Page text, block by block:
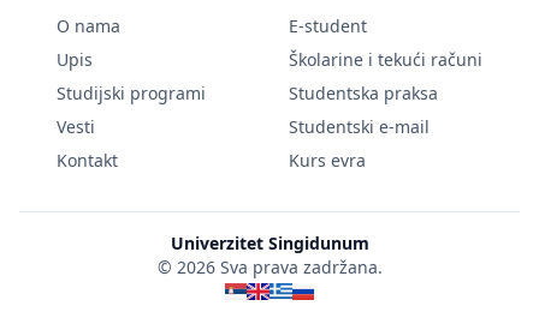
O nama
Upis
Studijski programi
Vesti
Kontakt
E-student
Školarine i tekući računi
Studentska praksa
Studentski e-mail
Kurs evra
Univerzitet Singidunum
© 2026 Sva prava zadržana.